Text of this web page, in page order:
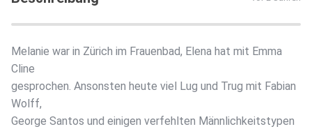
Melanie war in Zürich im Frauenbad, Elena hat mit Emma
Cline
gesprochen. Ansonsten heute viel Lug und Trug mit Fabian
Wolff,
George Santos und einigen verfehlten Männlichkeitstypen